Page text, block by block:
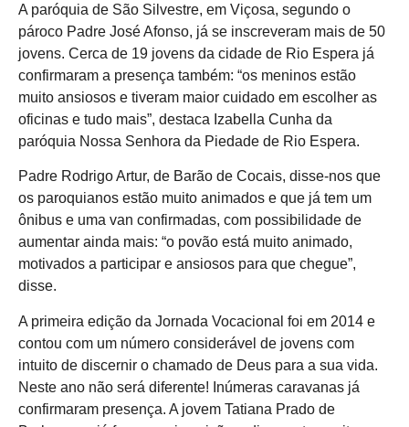
A paróquia de São Silvestre, em Viçosa, segundo o
pároco Padre José Afonso, já se inscreveram mais de 50
jovens. Cerca de 19 jovens da cidade de Rio Espera já
confirmaram a presença também: “os meninos estão
muito ansiosos e tiveram maior cuidado em escolher as
oficinas e tudo mais”, destaca Izabella Cunha da
paróquia Nossa Senhora da Piedade de Rio Espera.
Padre Rodrigo Artur, de Barão de Cocais, disse-nos que
os paroquianos estão muito animados e que já tem um
ônibus e uma van confirmadas, com possibilidade de
aumentar ainda mais: “o povão está muito animado,
motivados a participar e ansiosos para que chegue”,
disse.
A primeira edição da Jornada Vocacional foi em 2014 e
contou com um número considerável de jovens com
intuito de discernir o chamado de Deus para a sua vida.
Neste ano não será diferente! Inúmeras caravanas já
confirmaram presença. A jovem Tatiana Prado de